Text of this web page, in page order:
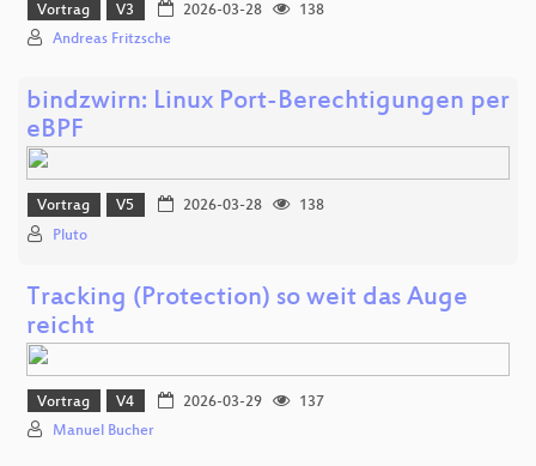
Vortrag V3 2026-03-28
138
Andreas Fritzsche
bindzwirn: Linux Port-Berechtigungen per
eBPF
Vortrag V5 2026-03-28
138
Pluto
Tracking (Protection) so weit das Auge
reicht
Vortrag V4 2026-03-29
137
Manuel Bucher